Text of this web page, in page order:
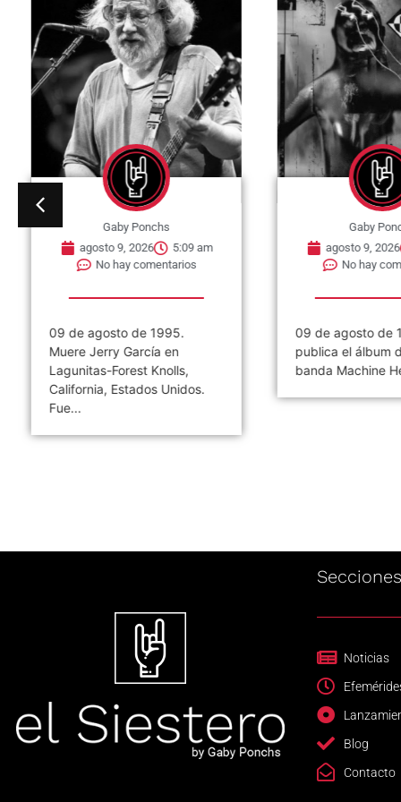
Gaby Ponchs
agosto 9, 2026
5:00 am
No hay comentarios
09 de agosto de 1994. Se
publica el álbum debut de la
banda Machine Head...
Gaby
agosto 9,
No hay
09 de agosto de
publica el
estudio de la
Secciones
Noticias
Blog
Contacto